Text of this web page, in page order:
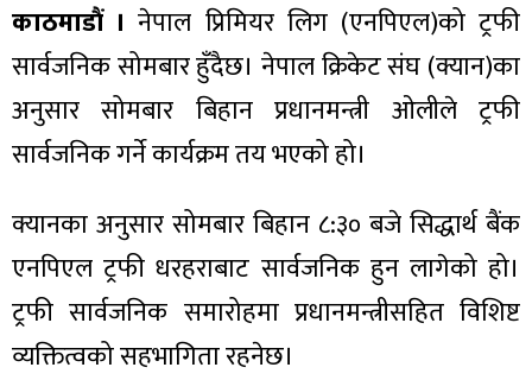
काठमाडौं । नेपाल प्रिमियर लिग (एनपिएल)को ट्रफी
सार्वजनिक सोमबार हुँदैछ। नेपाल क्रिकेट संघ (क्यान)का
अनुसार सोमबार बिहान प्रधानमन्त्री ओलीले ट्रफी
सार्वजनिक गर्ने कार्यक्रम तय भएको हो।
क्यानका अनुसार सोमबार बिहान ८:३० बजे सिद्धार्थ बैंक
एनपिएल ट्रफी धरहराबाट सार्वजनिक हुन लागेको हो।
ट्रफी सार्वजनिक समारोहमा प्रधानमन्त्रीसहित विशिष्ट
व्यक्तित्वको सहभागिता रहनेछ।